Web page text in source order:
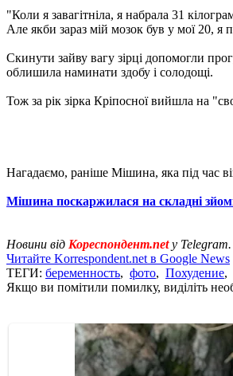
"Коли я завагітніла, я набрала 31
Але якби зараз мій мозок був у мої 20, я
Скинути зайву вагу зірці допомогли
облишила наминати здобу і солодощі.
Тож за рік зірка Кріпосної вийшла на
Нагадаємо, раніше Мішина, яка під час
Мішина поскаржилася на складні
Новини від Кореспондент.netу
Читайте Korrespondent.net в Google News
ТЕГИ: беременность, фото, Похудение,
Якщо ви помітили помилку, виділіть